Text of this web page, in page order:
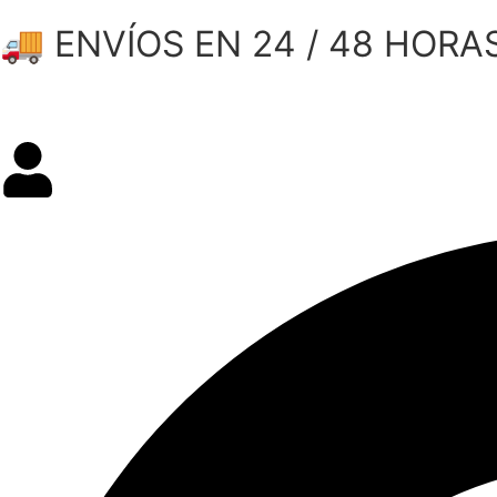
🚚 ENVÍOS EN 24 / 48